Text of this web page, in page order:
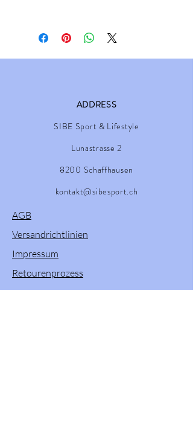
ADDRESS
SIBE Sport & Lifestyle
Lunastrasse 2
8200 Schaffhausen
kontakt@sibesport.ch
AGB
Versandrichtlinien
Impressum
Retourenprozess